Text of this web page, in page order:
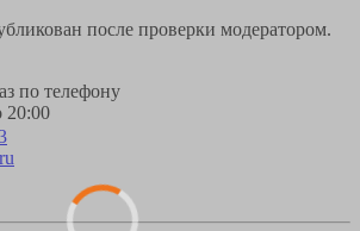
после проверки модератором.
по телефону
20:00